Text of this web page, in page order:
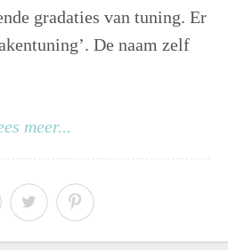
gradaties van tuning. Er
De naam zelf
meer...